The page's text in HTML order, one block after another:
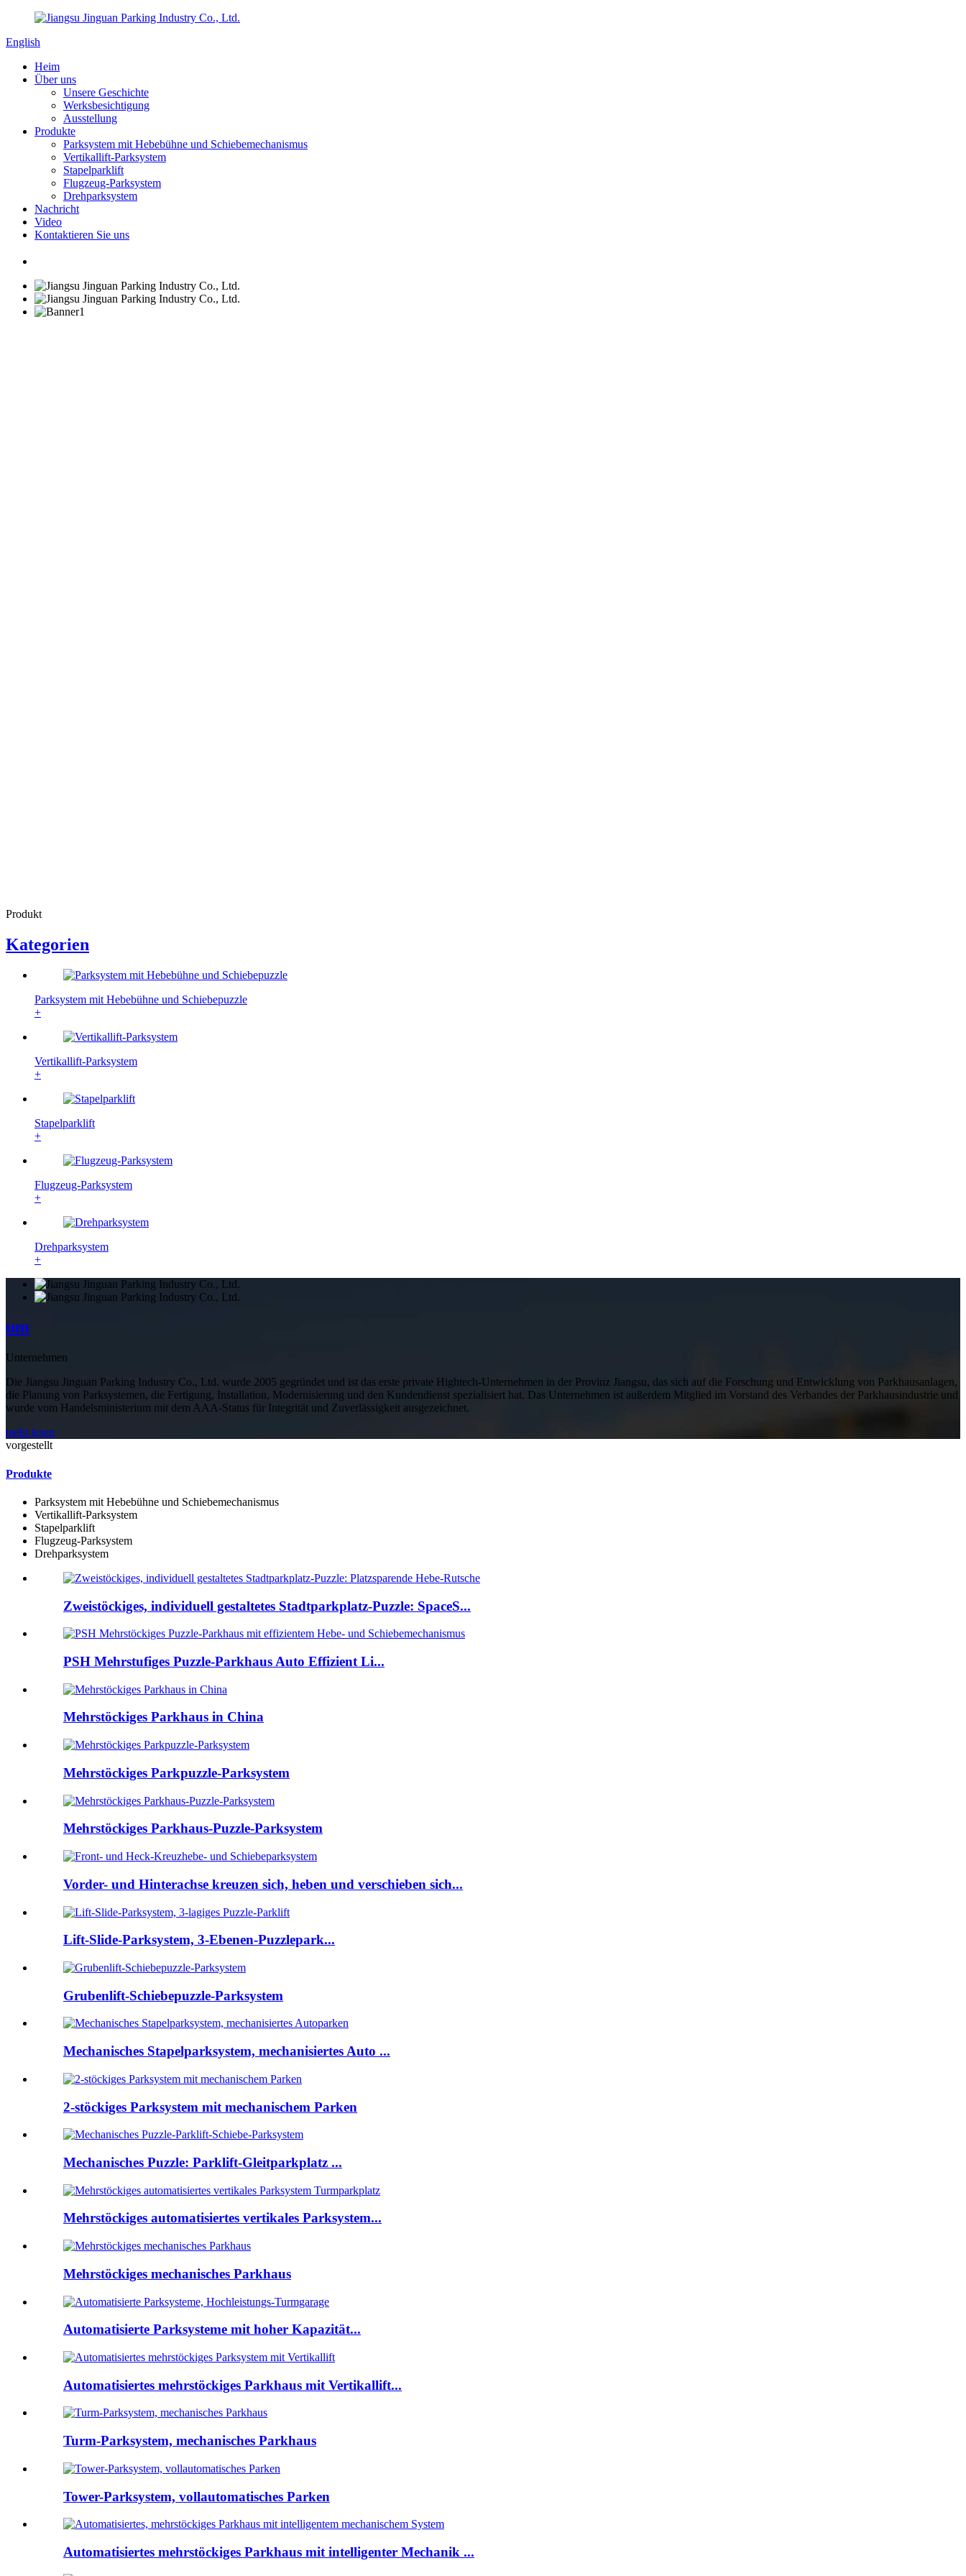
English
Heim
Über uns
Unsere Geschichte
Werksbesichtigung
Ausstellung
Produkte
Parksystem mit Hebebühne und Schiebemechanismus
Vertikallift-Parksystem
Stapelparklift
Flugzeug-Parksystem
Drehparksystem
Nachricht
Video
Kontaktieren Sie uns
Produkt
Kategorien
Parksystem mit Hebebühne und Schiebepuzzle
+
Vertikallift-Parksystem
+
Stapelparklift
+
Flugzeug-Parksystem
+
Drehparksystem
+
um
Unternehmen
Die Jiangsu Jinguan Parking Industry Co., Ltd. wurde 2005 gegründet und ist das erste private Hightech-Unternehmen in der Provinz Jiangsu, das sich auf die Forschung und Entwicklung von Parkhausanlagen,
die Planung von Parksystemen, die Fertigung, Installation, Modernisierung und den Kundendienst spezialisiert hat. Das Unternehmen ist außerdem Mitglied im Vorstand des Verbandes der Parkhausindustrie und
wurde vom Handelsministerium mit dem AAA-Status für Integrität und Zuverlässigkeit ausgezeichnet.
mehr lesen
vorgestellt
Produkte
Parksystem mit Hebebühne und Schiebemechanismus
Vertikallift-Parksystem
Stapelparklift
Flugzeug-Parksystem
Drehparksystem
Zweistöckiges, individuell gestaltetes Stadtparkplatz-Puzzle: SpaceS...
PSH Mehrstufiges Puzzle-Parkhaus Auto Effizient Li...
Mehrstöckiges Parkhaus in China
Mehrstöckiges Parkpuzzle-Parksystem
Mehrstöckiges Parkhaus-Puzzle-Parksystem
Vorder- und Hinterachse kreuzen sich, heben und verschieben sich...
Lift-Slide-Parksystem, 3-Ebenen-Puzzlepark...
Grubenlift-Schiebepuzzle-Parksystem
Mechanisches Stapelparksystem, mechanisiertes Auto ...
2-stöckiges Parksystem mit mechanischem Parken
Mechanisches Puzzle: Parklift-Gleitparkplatz ...
Mehrstöckiges automatisiertes vertikales Parksystem...
Mehrstöckiges mechanisches Parkhaus
Automatisierte Parksysteme mit hoher Kapazität...
Automatisiertes mehrstöckiges Parkhaus mit Vertikallift...
Turm-Parksystem, mechanisches Parkhaus
Tower-Parksystem, vollautomatisches Parken
Automatisiertes mehrstöckiges Parkhaus mit intelligenter Mechanik ...